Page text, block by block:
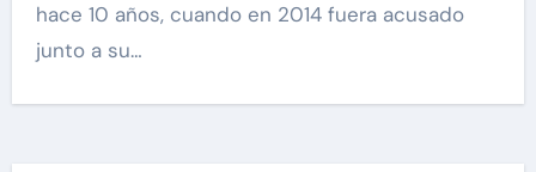
hace 10 años, cuando en 2014 fuera acusado
junto a su…